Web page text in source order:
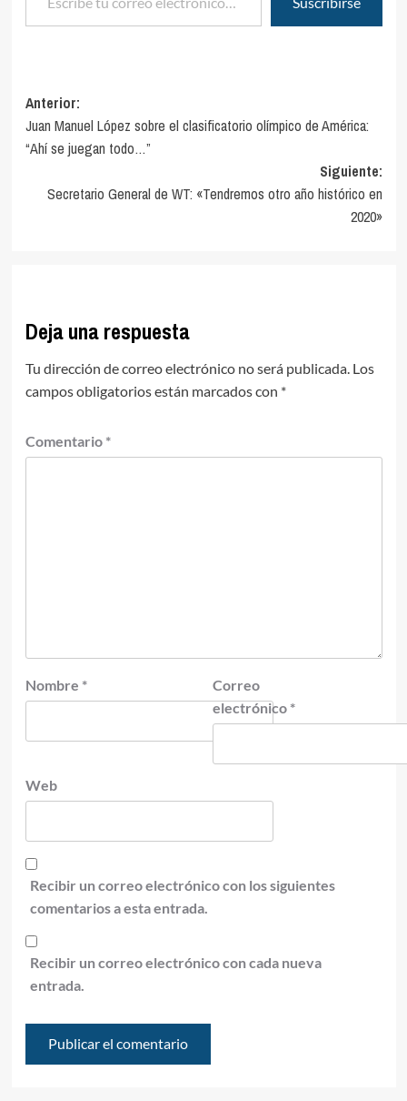
Navegación
de
entradas
Anterior:
Juan Manuel López sobre el clasificatorio olímpico de América:
“Ahí se juegan todo…”
Siguiente:
Secretario General de WT: «Tendremos otro año histórico en
2020»
Deja una respuesta
Tu dirección de correo electrónico no será publicada. Los
campos obligatorios están marcados con *
Comentario *
Nombre *
Correo
electrónico *
Web
Recibir un correo electrónico con los siguientes
comentarios a esta entrada.
Recibir un correo electrónico con cada nueva
entrada.